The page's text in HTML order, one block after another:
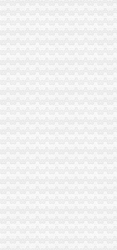
重庆处置P2P违规业务_金融频道_财新网
贵12家不合格旅行社其经营许可证将被
因撤销重庆市市政委谭大辉的市政委主